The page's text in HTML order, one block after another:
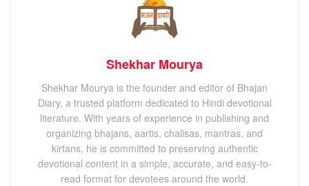
Shekhar Mourya
Shekhar Mourya is the founder and editor of Bhajan
Diary, a trusted platform dedicated to Hindi devotional
literature. With years of experience in publishing and
organizing bhajans, aartis, chalisas, mantras, and
kirtans, he is committed to preserving authentic
devotional content in a simple, accurate, and easy-to-
read format for devotees around the world.